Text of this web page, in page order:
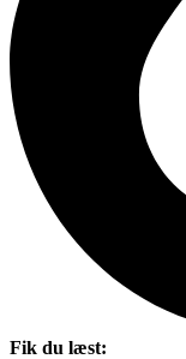
Fik du læst: